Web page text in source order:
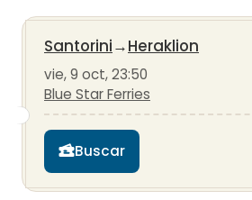
Santorini→Heraklion
vie, 9 oct, 23:50
Blue Star Ferries
Buscar